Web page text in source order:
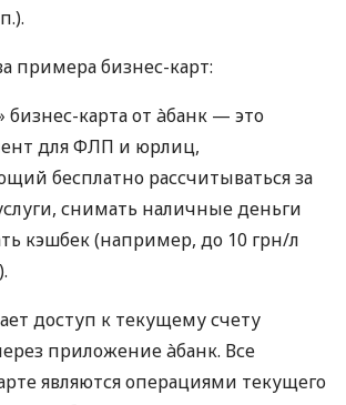
).
примера бизнес-карт:
бизнес-карта от àбанк — это
для ФЛП и юрлиц,
бесплатно рассчитываться за
снимать наличные деньги
кэшбек (например, до 10 грн/л
доступ к текущему счету
приложение àбанк. Все
являются операциями текущего